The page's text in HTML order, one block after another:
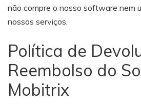
não compre o nosso software nem
nossos serviços.
Política de
Reembolso do
Mobitrix